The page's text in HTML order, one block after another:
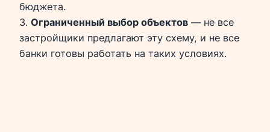
бюджета.
3. Ограниченный выбор объектов — не все
застройщики предлагают эту схему, и не все
банки готовы работать на таких условиях.